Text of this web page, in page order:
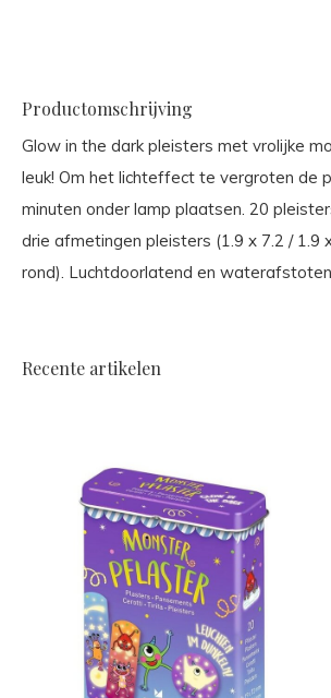
Productomschrijving
Glow in the dark pleisters met vrolijke
leuk! Om het lichteffect te vergroten de
minuten onder lamp plaatsen. 20
drie afmetingen pleisters (1.9 x 7.2 / 1.9
rond). Luchtdoorlatend en
Recente artikelen